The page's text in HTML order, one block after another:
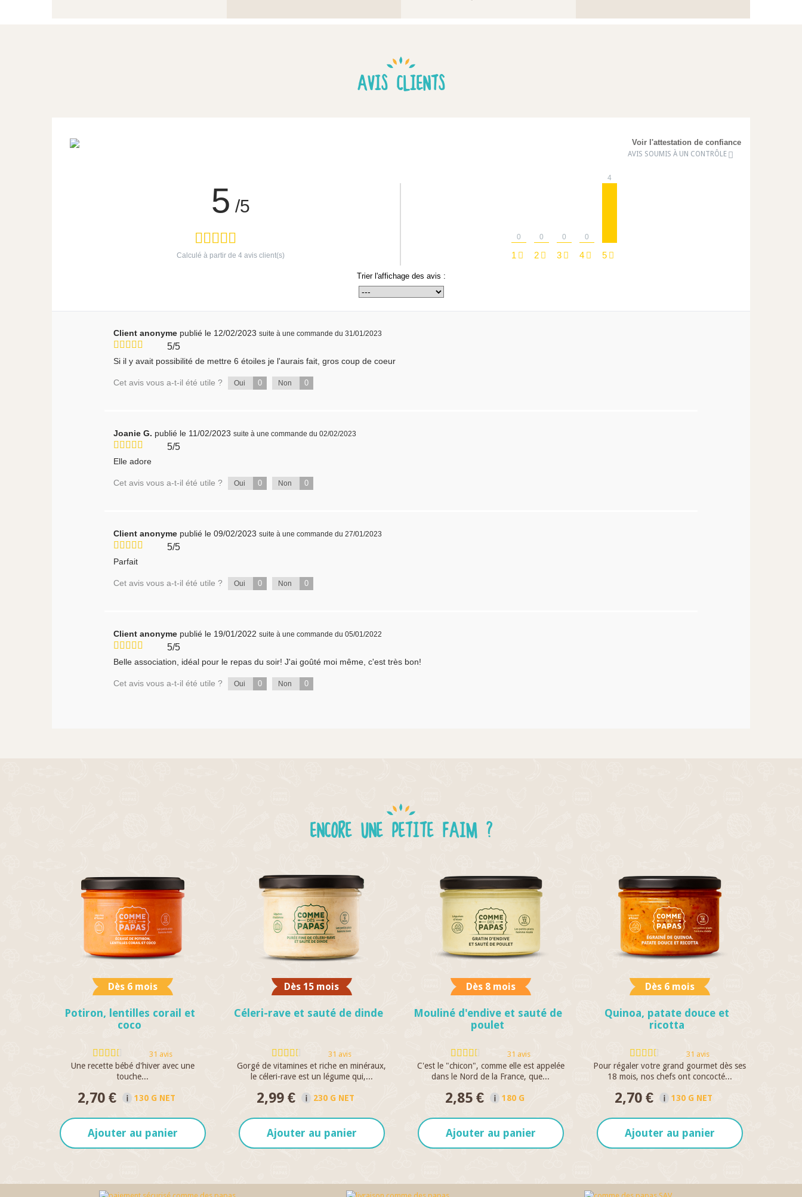
AVIS CLIENTS
Voir l'attestation de confiance
AVIS SOUMIS À UN CONTRÔLE
5 /5
Calculé à partir de 4avis client(s) 1
0
2
0
3
0
4
0
5
4
Trier l'affichage des avis :
Client anonyme publié le 12/02/2023 suite à une commande du 31/01/2023
5/5
Si il y avait possibilité de mettre 6 étoiles je l'aurais fait, gros coup de coeur
Cet avis vous a-t-il été utile ? Oui 0 Non 0
Joanie G. publié le 11/02/2023 suite à une commande du 02/02/2023
5/5
Elle adore
Cet avis vous a-t-il été utile ? Oui 0 Non 0
Client anonyme publié le 09/02/2023 suite à une commande du 27/01/2023
5/5
Parfait
Cet avis vous a-t-il été utile ? Oui 0 Non 0
Client anonyme publié le 19/01/2022 suite à une commande du 05/01/2022
5/5
Belle association, idéal pour le repas du soir! J'ai goûté moi même, c'est très bon!
Cet avis vous a-t-il été utile ? Oui 0 Non 0
ENCORE UNE PETITE FAIM ?
Dès 6 mois
Potiron, lentilles corail et
coco
31 avis
Une recette bébé d'hiver avec une
touche...
2,70 € 130 G NET
Ajouter au panier
Dès 15 mois
Céleri-rave et sauté de dinde
31 avis
Gorgé de vitamines et riche en minéraux,
le céleri-rave est un légume qui,...
2,99 € 230 G NET
Ajouter au panier
Dès 8 mois
Mouliné d'endive et sauté de
poulet
31 avis
C'est le "chicon", comme elle est appelée
dans le Nord de la France, que...
2,85 € 180 G
Ajouter au panier
Dès 6 mois
Quinoa, patate douce et
ricotta
31 avis
Pour régaler votre grand gourmet dès ses
18 mois, nos chefs ont concocté...
2,70 € 130 G NET
Ajouter au panier